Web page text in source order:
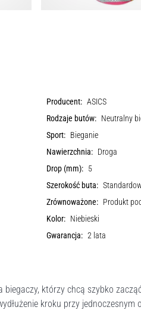
Producent: ASICS
Rodzaje butów: Neutralny
Sport: Bieganie
Nawierzchnia: Droga
Drop (mm): 5
Szerokość buta:
Zrównoważone: Produkt
Kolor: Niebieski
Gwarancja: 2 lata
biegaczy, którzy chcą szybko
kroku przy jednoczesnym